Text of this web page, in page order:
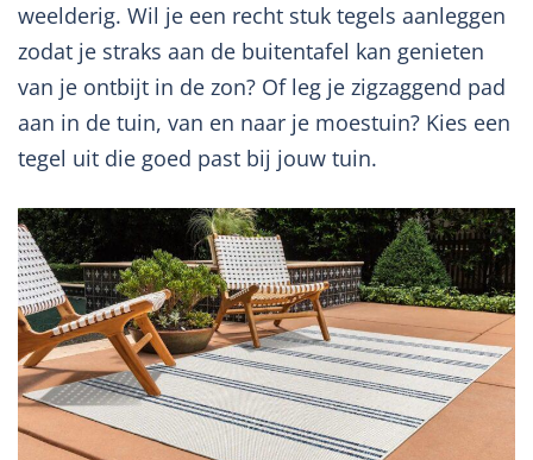
weelderig. Wil je een recht stuk tegels aanleggen
zodat je straks aan de buitentafel kan genieten
van je ontbijt in de zon? Of leg je zigzaggend pad
aan in de tuin, van en naar je moestuin? Kies een
tegel uit die goed past bij jouw tuin.